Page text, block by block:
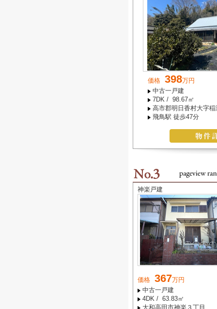
価格 398万円
中古一戸建
7DK / 98.67㎡
高市郡明日香村大字稲
飛鳥駅 徒歩47分
神楽戸建
価格 367万円
中古一戸建
4DK / 63.83㎡
大和高田市神楽３丁目